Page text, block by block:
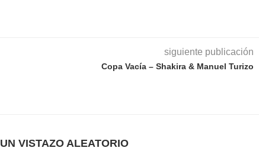
siguiente publicación
Copa Vacía – Shakira & Manuel Turizo
UN VISTAZO ALEATORIO